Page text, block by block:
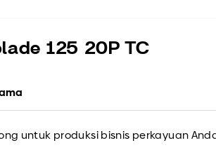
Wagen
Kadur
125 20P TC
untuk produksi bisnis perkayuan